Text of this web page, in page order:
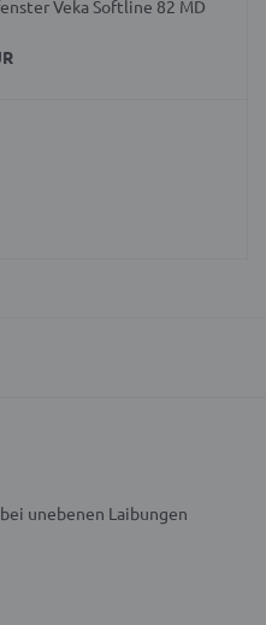
Veka Softline 82 MD
unebenen Laibungen